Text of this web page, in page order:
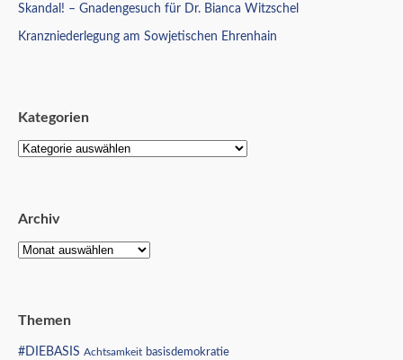
Skandal! – Gnadengesuch für Dr. Bianca Witzschel
Kranzniederlegung am Sowjetischen Ehrenhain
Kategorien
Archiv
Themen
#DIEBASIS Achtsamkeit basisdemokratie